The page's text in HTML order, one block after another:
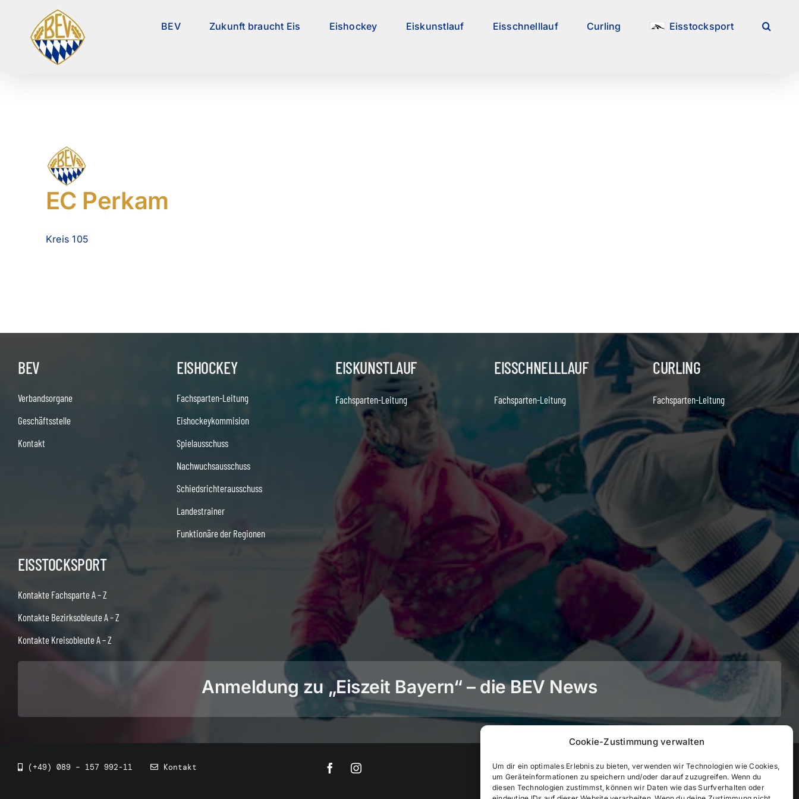
Cookie-Zustimmung verwalten
Um dir ein optimales Erlebnis zu bieten, verwenden wir Technologien wie Cookies,
um Geräteinformationen zu speichern und/oder darauf zuzugreifen. Wenn du
diesen Technologien zustimmst, können wir Daten wie das Surfverhalten oder
springen
BEV Zukunft braucht Eis Eishockey Eiskunstlauf Eisschnelllauf Curling Eisstocksport
EC Perkam
Kreis 105
BEV
Verbandsorgane
Geschäftsstelle
Kontakt
EISHOCKEY
Fachsparten-Leitung
Eishockeykommision
Spielausschuss
Nachwuchsausschuss
Schiedsrichterausschuss
Landestrainer
Funktionäre der Regionen
EISKUNSTLAUF
Fachsparten-Leitung
EISSCHNELLLAUF
Fachsparten-Leitung
CURLING
Fachsparten-Leitung
EISSTOCKSPORT
Kontakte Fachsparte A – Z
Kontakte Bezirksobleute A – Z
Kontakte Kreisobleute A – Z
Anmeldung zu „Eiszeit Bayern“ – die BEV News
(+49) 089 – 157 992-11 Kontakt © 2026 • BEV Bayerischer Eissportverband